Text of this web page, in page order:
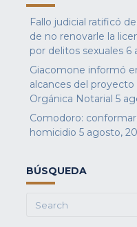
Fallo judicial ratificó
de no renovarle la
por delitos sexuales 6
Giacomone informó
alcances del
Orgánica Notarial 5
Comodoro:
homicidio 5 agosto,
BÚSQUEDA
Search